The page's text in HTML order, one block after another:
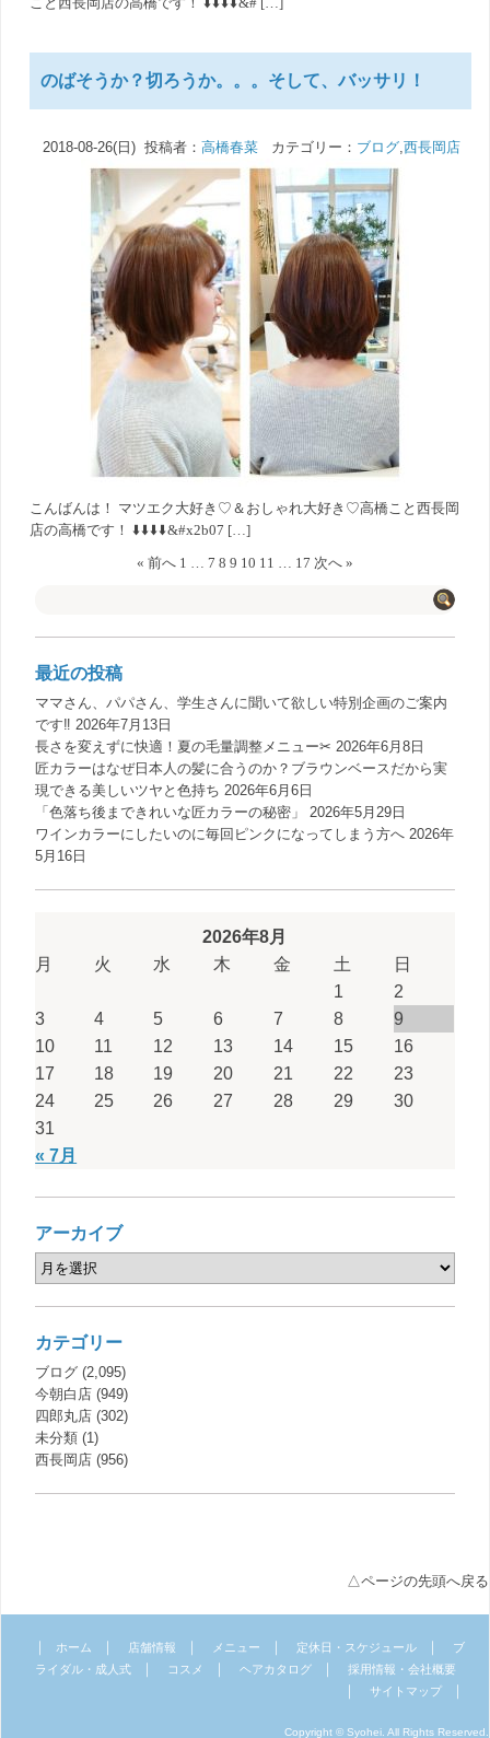
のばそうか？切ろうか。。。そして、バッサリ！
2018-08-26(日) 投稿者： 高橋春菜カテゴリー： ブログ,西長岡店
こんばんは！ マツエク大好き♡＆おしゃれ大好き♡高橋こと西長岡
店の高橋です！ ⬇️⬇️⬇️⬇️&#x2b07 […]
« 前へ 1 … 7 8 9 10 11 … 17 次へ »
最近の投稿
ママさん、パパさん、学生さんに聞いて欲しい特別企画のご案内
です‼️ 2026年7月13日
長さを変えずに快適！夏の毛量調整メニュー✂︎ 2026年6月8日
匠カラーはなぜ日本人の髪に合うのか？ブラウンベースだから実
現できる美しいツヤと色持ち 2026年6月6日
「色落ち後まできれいな匠カラーの秘密」
2026年5月29日
ワインカラーにしたいのに毎回ピンクになってしまう方へ 2026年
5月16日
2026年8月
月
火 水 木 金 土 日
« 7月
1
2
3
4 5 6 7 8
9
10
11 12 13 14 15
16
17
18 19 20 21 22
23
24
25 26 27 28 29
30
31
アーカイブ
カテゴリー
ブログ (2,095)
今朝白店 (949)
四郎丸店 (302)
未分類 (1)
西長岡店 (956)
△ページの先頭へ戻る
ホーム 店舗情報 メニュー 定休日・スケジュール
ブ
ライダル・成人式
コスメ ヘアカタログ 採用情報・会社概要
サイトマップ
Copyright © Syohei. All Rights Reserved.